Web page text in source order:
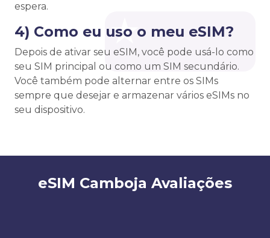
espera.
4) Como eu uso o meu eSIM?
Depois de ativar seu eSIM, você pode usá-lo como
seu SIM principal ou como um SIM secundário.
Você também pode alternar entre os SIMs
sempre que desejar e armazenar vários eSIMs no
seu dispositivo.
eSIM Camboja Avaliações